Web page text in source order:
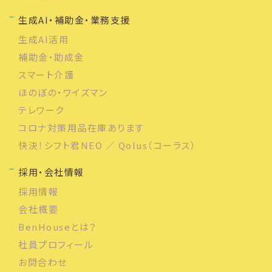
生成AI・補助金・業務支援
生成AI活用
補助金・助成金
スマート介護
ほのぼの・ワイズマン
テレワーク
コロナ対策用品在庫あります
快決！シフト君NEO ／ Qolus（コーラス）
採用・会社情報
採用情報
会社概要
BenHouseとは？
社員プロフィール
お問合わせ